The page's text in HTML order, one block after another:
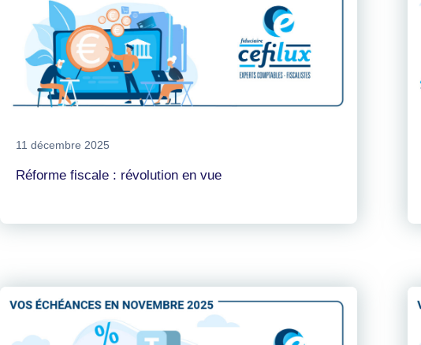
11 décembre 2025
Réforme fiscale : révolution en vue